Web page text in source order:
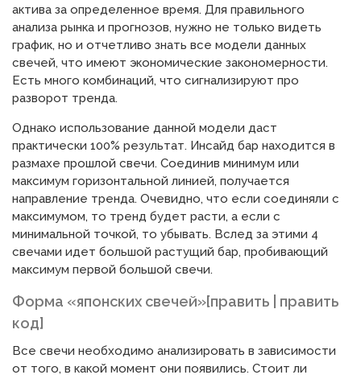
актива за определенное время. Для правильного
анализа рынка и прогнозов, нужно не только видеть
график, но и отчетливо знать все модели данных
свечей, что имеют экономические закономерности.
Есть много комбинаций, что сигнализируют про
разворот тренда.
Однако использование данной модели даст
практически 100% результат. Инсайд бар находится в
размахе прошлой свечи. Соединив минимум или
максимум горизонтальной линией, получается
направление тренда. Очевидно, что если соединяли с
максимумом, то тренд будет расти, а если с
минимальной точкой, то убывать. Вслед за этими 4
свечами идет большой растущий бар, пробивающий
максимум первой большой свечи.
Форма «японских свечей»[править | править
код]
Все свечи необходимо анализировать в зависимости
от того, в какой момент они появились. Стоит ли